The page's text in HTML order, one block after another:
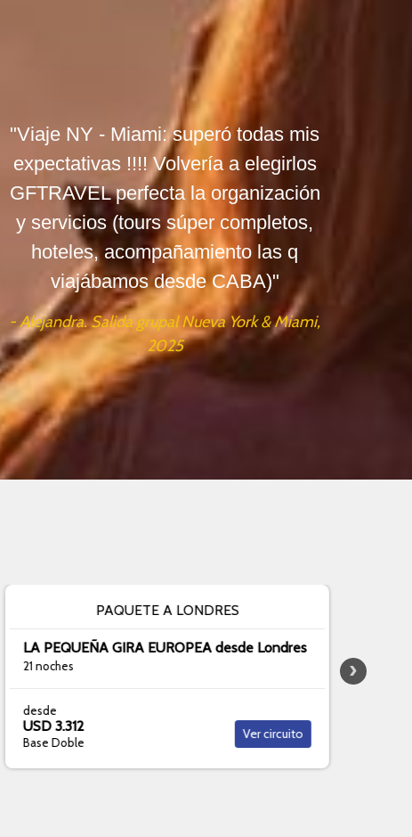
"Viaje NY - Miami: superó todas mis
expectativas !!!! Volvería a elegirlos
GFTRAVEL perfecta la organización
y servicios (tours súper completos,
hoteles, acompañamiento las q
viajábamos desde CABA)"
- Alejandra. Salida grupal Nueva York & Miami,
2025
PAQUETE A LONDRES
LA PEQUEÑA GIRA EUROPEA desde Londres
21 noches
desde
USD 3.312
Base Doble
Ver circuito